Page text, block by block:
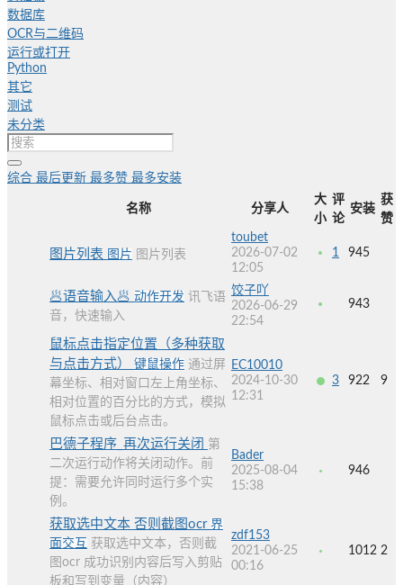
数据库
OCR与二维码
运行或打开
Python
其它
测试
未分类
综合 最后更新 最多赞 最多安装
名称 分享人
大
小
评
论
安装
获
赞
图片列表 图片 图片列表
toubet
2026-07-02
12:05
1 945
🥟语音输入🥟 动作开发 讯飞语
音，快速输入
饺子吖
2026-06-29
22:54
943
鼠标点击指定位置（多种获取
与点击方式） 键鼠操作 通过屏
幕坐标、相对窗口左上角坐标、
相对位置的百分比的方式，模拟
鼠标点击或后台点击。
EC10010
2024-10-30
12:31
3 922 9
巴德子程序_再次运行关闭 第
二次运行动作将关闭动作。前
提：需要允许同时运行多个实
例。
Bader
2025-08-04
15:38
946
获取选中文本 否则截图ocr 界
面交互 获取选中文本，否则截
图ocr 成功识别内容后写入剪贴
板和写到变量（内容）
zdf153
2021-06-25
00:16
1012 2